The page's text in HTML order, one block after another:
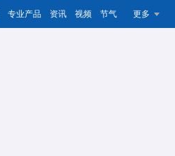
专业产品 资讯 视频 节气 更多